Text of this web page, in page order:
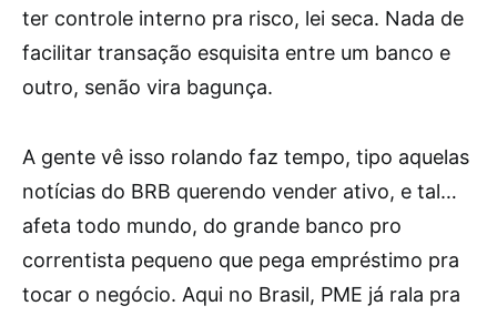
ter controle interno pra risco, lei seca. Nada de
facilitar transação esquisita entre um banco e
outro, senão vira bagunça.
A gente vê isso rolando faz tempo, tipo aquelas
notícias do BRB querendo vender ativo, e tal…
afeta todo mundo, do grande banco pro
correntista pequeno que pega empréstimo pra
tocar o negócio. Aqui no Brasil, PME já rala pra